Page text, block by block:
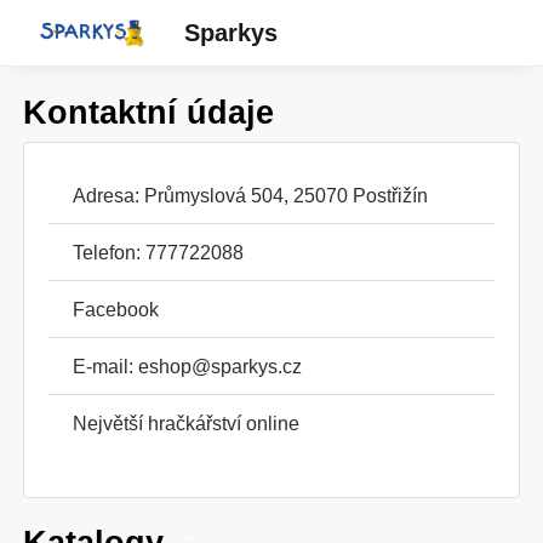
Sparkys
Kontaktní údaje
Adresa: Průmyslová 504, 25070 Postřižín
Telefon: 777722088
Facebook
E-mail: eshop@sparkys.cz
Největší hračkářství online